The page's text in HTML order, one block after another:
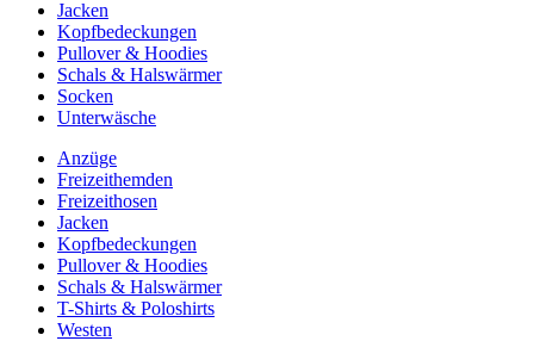
Jacken
Kopfbedeckungen
Pullover & Hoodies
Schals & Halswärmer
Socken
Unterwäsche
Anzüge
Freizeithemden
Freizeithosen
Jacken
Kopfbedeckungen
Pullover & Hoodies
Schals & Halswärmer
T-Shirts & Poloshirts
Westen